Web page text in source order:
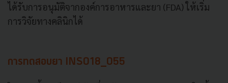
ได้รับการอนุมัติจากองค์การอาหารและยา (FDA) ให้เริ่ม
การวิจัยทางคลินิกได้
การทดสอบยา INS018_055